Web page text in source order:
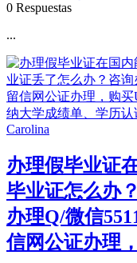
0 Respuestas
...
办理假毕业证
毕业证怎么办
办理Q/微信
信网公证办理